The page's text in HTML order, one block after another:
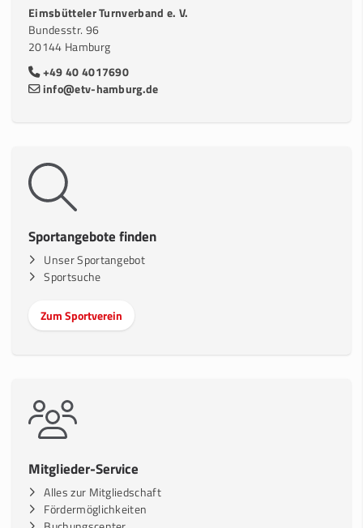
Eimsbütteler Turnverband e. V.
Bundesstr. 96
20144 Hamburg
+49 40 4017690
info@etv-hamburg.de
Sportangebote finden
Unser Sportangebot
Sportsuche
Zum Sportverein
Mitglieder-Service
Alles zur Mitgliedschaft
Fördermöglichkeiten